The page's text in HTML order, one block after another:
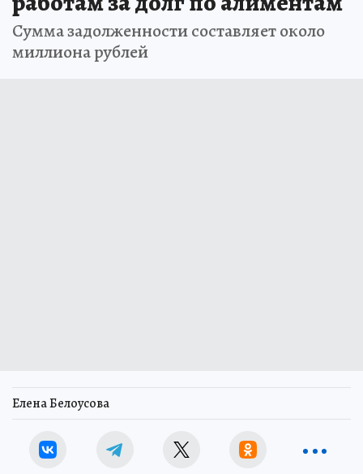
Сумма задолженности составляет около
миллиона рублей
Елена Белоусова